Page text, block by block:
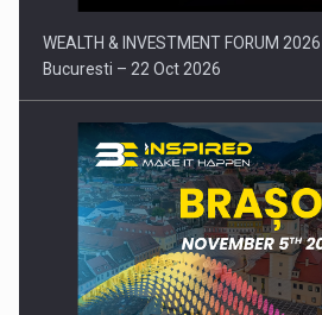
WEALTH & INVESTMENT FORUM 2026
Bucuresti – 22 Oct 2026